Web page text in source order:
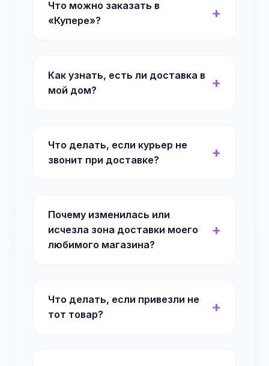
Что можно заказать в
«Купере»?
Как узнать, есть ли доставка в
мой дом?
Что делать, если курьер не
звонит при доставке?
Почему изменилась или
исчезла зона доставки моего
любимого магазина?
Что делать, если привезли не
тот товар?